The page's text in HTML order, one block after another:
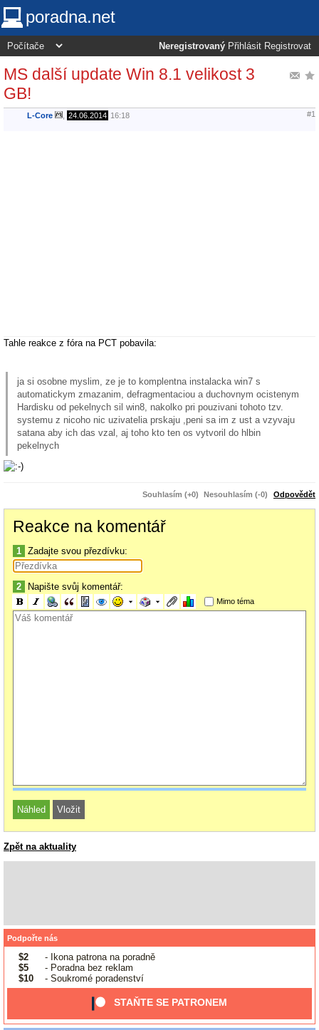
poradna.net
Neregistrovaný Přihlásit Registrovat
MS další update Win 8.1 velikost 3
GB!
L-Core 24.06.2014 16:18 #1
Tahle reakce z fóra na PCT pobavila:
ja si osobne myslim, ze je to komplentna instalacka win7 s
automatickym zmazanim, defragmentaciou a duchovnym ocistenym
Hardisku od pekelnych sil win8, nakolko pri pouzivani tohoto tzv.
systemu z nicoho nic uzivatelia prskaju ,peni sa im z ust a vzyvaju
satana aby ich das vzal, aj toho kto ten os vytvoril do hlbin
pekelnych
Souhlasím (+0) Nesouhlasím (-0) Odpovědět
Reakce na komentář
1 Zadajte svou přezdívku:
2 Napište svůj komentář:
Mimo téma
Zpět na aktuality
Podpořte nás
$2
- Ikona patrona na poradně
$5
- Poradna bez reklam
$10
- Soukromé poradenství
STAŇTE SE PATRONEM